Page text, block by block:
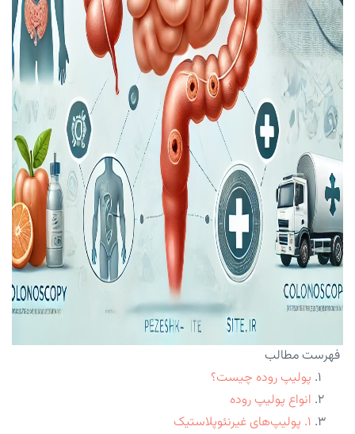
فهرست مطالب
پولیپ روده چیست؟
انواع پولیپ روده
۱. پولیپ‌های غیرنئوپلاستیک